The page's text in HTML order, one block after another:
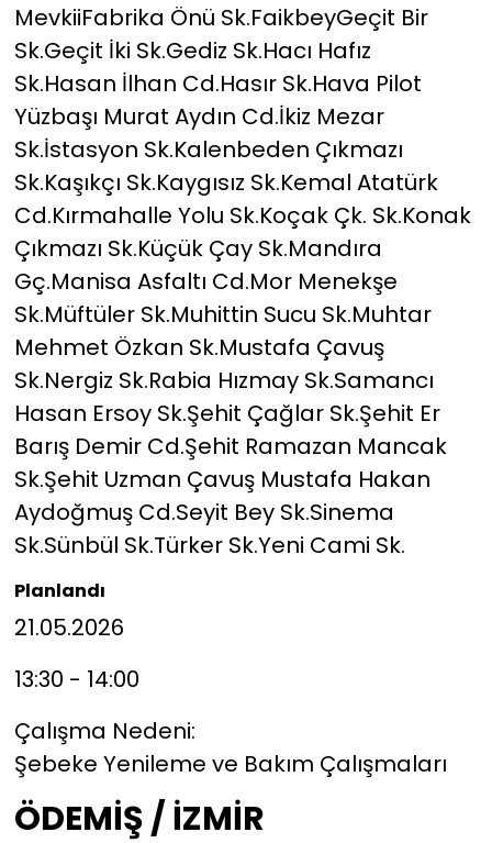
MevkiiFabrika Önü Sk.FaikbeyGeçit Bir
Sk.Geçit İki Sk.Gediz Sk.Hacı Hafız
Sk.Hasan İlhan Cd.Hasır Sk.Hava Pilot
Yüzbaşı Murat Aydın Cd.İkiz Mezar
Sk.İstasyon Sk.Kalenbeden Çıkmazı
Sk.Kaşıkçı Sk.Kaygısız Sk.Kemal Atatürk
Cd.Kırmahalle Yolu Sk.Koçak Çk. Sk.Konak
Çıkmazı Sk.Küçük Çay Sk.Mandıra
Gç.Manisa Asfaltı Cd.Mor Menekşe
Sk.Müftüler Sk.Muhittin Sucu Sk.Muhtar
Mehmet Özkan Sk.Mustafa Çavuş
Sk.Nergiz Sk.Rabia Hızmay Sk.Samancı
Hasan Ersoy Sk.Şehit Çağlar Sk.Şehit Er
Barış Demir Cd.Şehit Ramazan Mancak
Sk.Şehit Uzman Çavuş Mustafa Hakan
Aydoğmuş Cd.Seyit Bey Sk.Sinema
Sk.Sünbül Sk.Türker Sk.Yeni Cami Sk.
Planlandı
21.05.2026
13:30 - 14:00
Çalışma Nedeni:
Şebeke Yenileme ve Bakım Çalışmaları
ÖDEMİŞ / İZMİR